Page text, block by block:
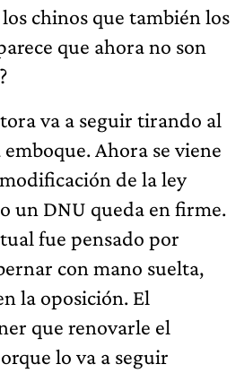
chinos que también los
que ahora no son
va a seguir tirando al
Ahora se viene
de la ley
un DNU queda en firme.
fue pensado por
con mano suelta,
la oposición. El
que renovarle el
lo va a seguir